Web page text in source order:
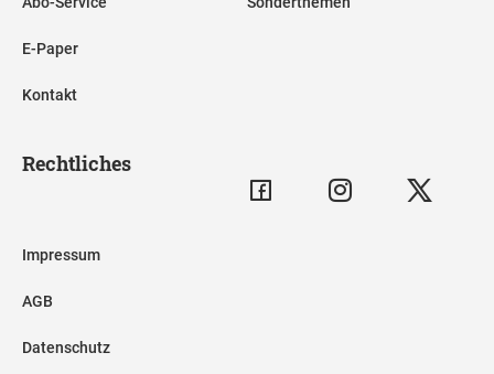
E-Paper
Kontakt
Rechtliches
Impressum
AGB
Datenschutz